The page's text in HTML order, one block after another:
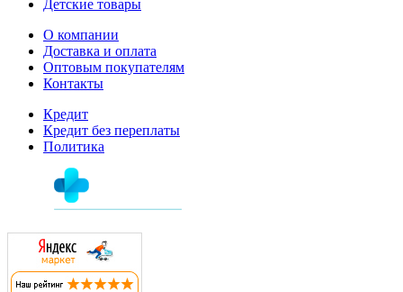
Детские товары
О компании
Доставка и оплата
Оптовым покупателям
Контакты
Кредит
Кредит без переплаты
Политика